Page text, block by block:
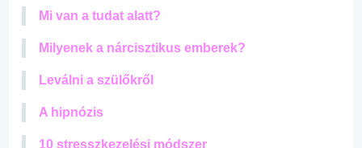
Mi van a tudat alatt?
Milyenek a nárcisztikus emberek?
Leválni a szülőkről
A hipnózis
10 stresszkezelési módszer